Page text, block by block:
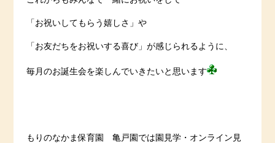
「お祝いしてもらう嬉しさ」や
「お友だちをお祝いする喜び」が感じられるように、
毎月のお誕生会を楽しんでいきたいと思います
もりのなかま保育園 亀戸園では園見学・オンライン見